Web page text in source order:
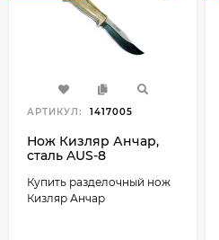
АРТИКУЛ: 1417005
Нож Кизляр Анчар,
сталь AUS-8
Купить разделочный нож
Кизляр Анчар